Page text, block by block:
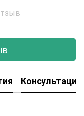
Консультация